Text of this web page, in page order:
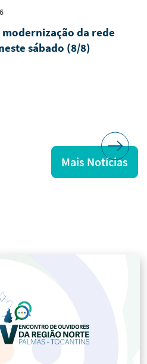
modernização da rede
sábado (8/8)
Mais Notícias